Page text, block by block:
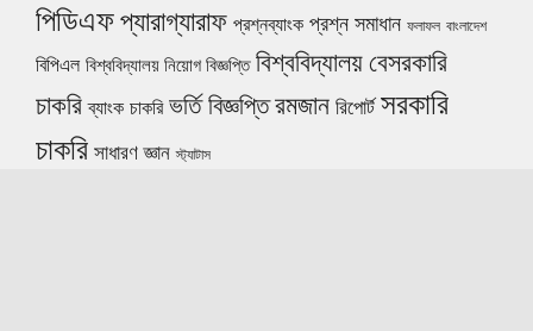
পিডিএফপ্যারাগ্যারাফ প্রশ্নব্যাংক প্রশ্ন সমাধান ফলাফল বাংলাদেশ
বিপিএল বিশ্ববিদ্যালয় নিয়োগ বিজ্ঞপ্তি বিশ্ববিদ্যালয়বেসরকারি
চাকরি ব্যাংক চাকরি ভর্তি বিজ্ঞপ্তিরমজান রিপোর্ট সরকারি
চাকরি সাধারণ জ্ঞান স্ট্যাটাস